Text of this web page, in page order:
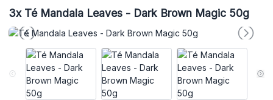
3xTé Mandala Leaves - Dark Brown Magic 50g